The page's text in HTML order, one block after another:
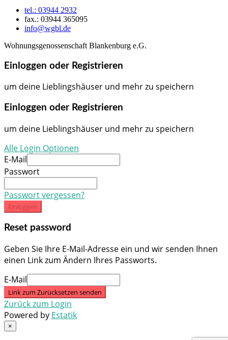
tel.: 03944 2932
fax.: 03944 365095
info@wgbl.de
Wohnungsgenossenschaft Blankenburg e.G.
Einloggen oder Registrieren
um deine Lieblingshäuser und mehr zu speichern
Einloggen oder Registrieren
um deine Lieblingshäuser und mehr zu speichern
Alle Login Optionen
E-Mail
Passwort
Passwort vergessen?
Einloggen
Reset password
Geben Sie Ihre E-Mail-Adresse ein und wir senden Ihnen
einen Link zum Ändern Ihres Passworts.
E-Mail
Link zum Zurücksetzen senden
Zurück zum Login
Powered by Estatik
×